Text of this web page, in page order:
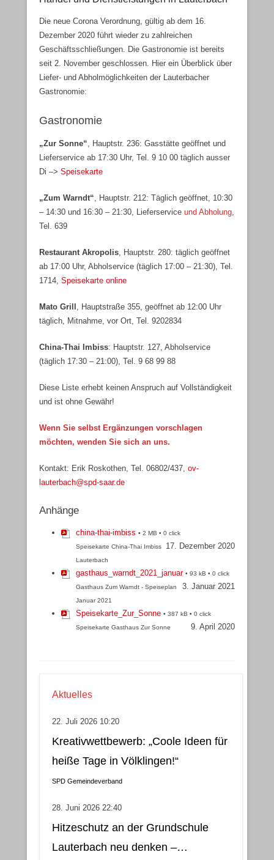
Die neue Corona Verordnung, gültig ab dem 16.
Dezember 2020 führt wieder zu zahlreichen
Geschäftsschließungen. Die Gastronomie ist bereits
seit 2. November geschlossen. Hier ein Überblick über
Liefer- und Abholmöglichkeiten der Lauterbacher
Gastronomie:
Gastronomie
„Zur Sonne“, Hauptstr. 236: Gasstätte geöffnet und
Lieferservice ab 17:30 Uhr, Tel. 9 10 00 täglich ausser
Di –> Speisekarte
„Zum Warndt“, Hauptstr. 212: Täglich geöffnet, 10:30
– 14:30 und 16:30 – 21:30, Lieferservice und Abholung,
Tel. 639
Restaurant Akropolis, Hauptstr. 280: täglich geöffnet
ab 17:00 Uhr, Abholservice (täglich 17:00 – 21:30), Tel.
1714, Speisekarte online
Mato Grill , Hauptstraße 355, geöffnet ab 12:00 Uhr
täglich, Mitnahme, vor Ort, Tel. 9202834
China-Thai Imbiss: Hauptstr. 127, Abholservice
(täglich 17:30 – 21:00), Tel. 9 68 99 88
Diese Liste erhebt keinen Anspruch auf Vollständigkeit
und ist ohne Gewähr!
Wenn Sie selbst Ergänzungen vorschlagen
möchten, wenden Sie sich an uns.
Kontakt: Erik Roskothen, Tel. 06802/437, ov-
lauterbach@spd-saar.de
Anhänge
china-thai-imbiss • 2 MB • 0 click
17. Dezember 2020
Speisekarte China-Thai Imbiss
Lauterbach
gasthaus_warndt_2021_januar • 93 kB • 0 click
3. Januar 2021
Gasthaus Zum Warndt - Speiseplan
Januar 2021
Speisekarte_Zur_Sonne • 387 kB • 0 click
9. April 2020
Speisekarte Gasthaus Zur Sonne
Aktuelles
22. Juli 2026 10:20
Kreativwettbewerb: „Coole Ideen für
heiße Tage in Völklingen!“
SPD Gemeindeverband
28. Juni 2026 22:40
Hitzeschutz an der Grundschule
Lauterbach neu denken –